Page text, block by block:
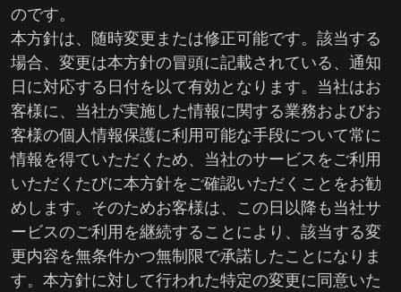
のです。
本方針は、随時変更または修正可能です。該当する
場合、変更は本方針の冒頭に記載されている、通知
日に対応する日付を以て有効となります。当社はお
客様に、当社が実施した情報に関する業務およびお
客様の個人情報保護に利用可能な手段について常に
情報を得ていただくため、当社のサービスをご利用
いただくたびに本方針をご確認いただくことをお勧
めします。そのためお客様は、この日以降も当社サ
ービスのご利用を継続することにより、該当する変
更内容を無条件かつ無制限で承諾したことになりま
す。本方針に対して行われた特定の変更に同意いた